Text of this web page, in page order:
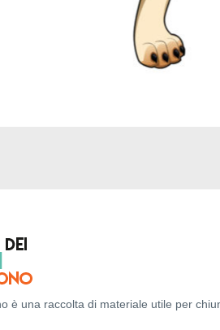
è una raccolta di materiale utile per